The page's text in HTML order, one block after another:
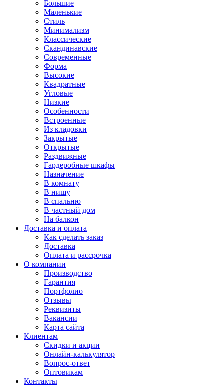
Большие
Маленькие
Стиль
Минимализм
Классические
Скандинавские
Современные
Форма
Высокие
Квадратные
Угловые
Низкие
Особенности
Встроенные
Из кладовки
Закрытые
Открытые
Раздвижные
Гардеробные шкафы
Назначение
В комнату
В нишу
В спальню
В частный дом
На балкон
Доставка и оплата
Как сделать заказ
Доставка
Оплата и рассрочка
О компании
Производство
Гарантия
Портфолио
Отзывы
Реквизиты
Вакансии
Карта сайта
Клиентам
Скидки и акции
Онлайн-калькулятор
Вопрос-ответ
Оптовикам
Контакты